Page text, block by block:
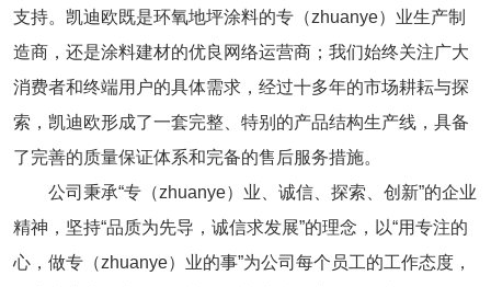
支持。凯迪欧既是环氧地坪涂料的专（zhuanye）业生产制
造商，还是涂料建材的优良网络运营商；我们始终关注广大
消费者和终端用户的具体需求，经过十多年的市场耕耘与探
索，凯迪欧形成了一套完整、特别的产品结构生产线，具备
了完善的质量保证体系和完备的售后服务措施。
公司秉承“专（zhuanye）业、诚信、探索、创新”的企业
精神，坚持“品质为先导，诚信求发展”的理念，以“用专注的
心，做专（zhuanye）业的事”为公司每个员工的工作态度，